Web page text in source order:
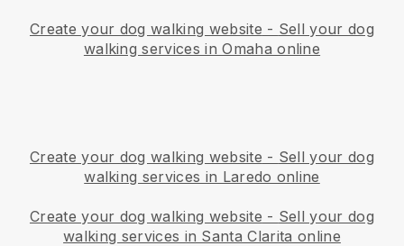
Create your dog walking website - Sell your dog
walking services in Omaha online
Create your dog walking website - Sell your dog
walking services in Laredo online
Create your dog walking website - Sell your dog
walking services in Santa Clarita online